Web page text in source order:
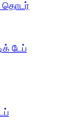
தொடர்
டேப்